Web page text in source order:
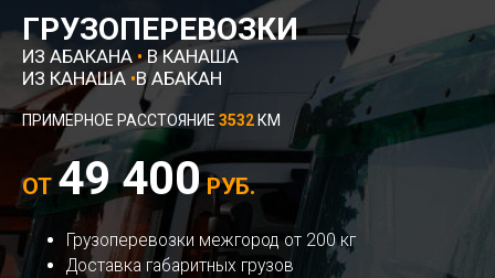
ГРУЗОПЕРЕВОЗКИ
ИЗ АБАКАНА •В КАНАША
ИЗ КАНАША •В АБАКАН
ПРИМЕРНОЕ РАССТОЯНИЕ 3532 КМ
ОТ 49 400РУБ.
Грузоперевозки межгород от 200 кг
Доставка габаритных грузов